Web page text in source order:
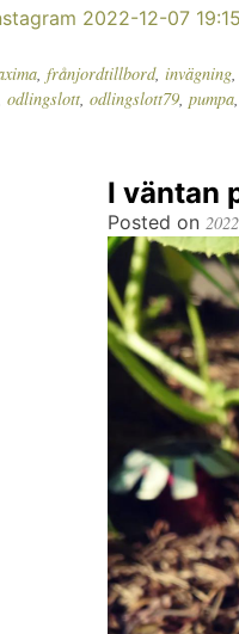
2022-12-07
, frånjordtillbord, invägning,
odlingslott, odlingslott79, pumpa,
I väntan
Posted on